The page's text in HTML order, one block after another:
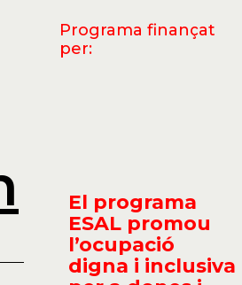
Programa finançat
per:
El programa
ESAL promou
l’ocupació
digna i inclusiva